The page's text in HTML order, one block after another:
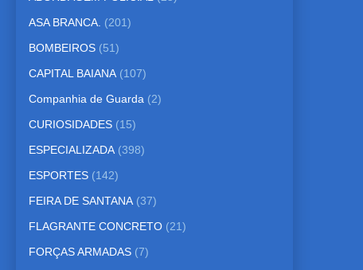
ASA BRANCA. (201)
BOMBEIROS (51)
CAPITAL BAIANA (107)
Companhia de Guarda (2)
CURIOSIDADES (15)
ESPECIALIZADA (398)
ESPORTES (142)
FEIRA DE SANTANA (37)
FLAGRANTE CONCRETO (21)
FORÇAS ARMADAS (7)